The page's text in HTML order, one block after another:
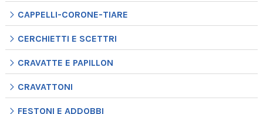
CAPPELLI-CORONE-TIARE
CERCHIETTI E SCETTRI
CRAVATTE E PAPILLON
CRAVATTONI
FESTONI E ADDOBBI